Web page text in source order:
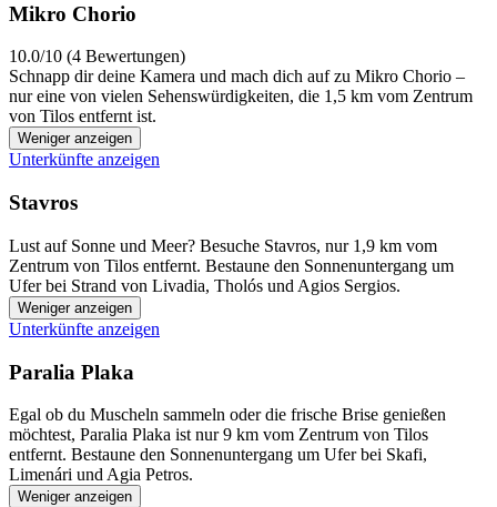
Mikro Chorio
10.0/10 (4 Bewertungen)
Schnapp dir deine Kamera und mach dich auf zu Mikro Chorio –
nur eine von vielen Sehenswürdigkeiten, die 1,5 km vom Zentrum
von Tilos entfernt ist.
Weniger anzeigen
Unterkünfte anzeigen
Stavros
Lust auf Sonne und Meer? Besuche Stavros, nur 1,9 km vom
Zentrum von Tilos entfernt. Bestaune den Sonnenuntergang um
Ufer bei Strand von Livadia, Tholós und Agios Sergios.
Weniger anzeigen
Unterkünfte anzeigen
Paralia Plaka
Egal ob du Muscheln sammeln oder die frische Brise genießen
möchtest, Paralia Plaka ist nur 9 km vom Zentrum von Tilos
entfernt. Bestaune den Sonnenuntergang um Ufer bei Skafi,
Limenári und Agia Petros.
Weniger anzeigen